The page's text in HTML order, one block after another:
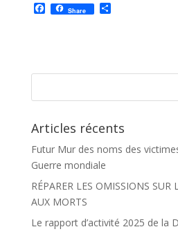
F
a
o
Share P
e
Articles récents
Futur Mur des noms des
Guerre mondiale
RÉPARER LES OMISSIONS
AUX MORTS
Le rapport d’activité 2025 de la